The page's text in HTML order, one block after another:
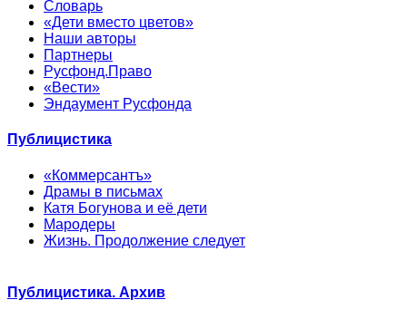
Словарь
«Дети вместо цветов»
Наши авторы
Партнеры
Русфонд.Право
«Вести»
Эндаумент Русфонда
Публицистика
«Коммерсантъ»
Драмы в письмах
Катя Богунова и её дети
Мародеры
Жизнь. Продолжение следует
Публицистика. Архив